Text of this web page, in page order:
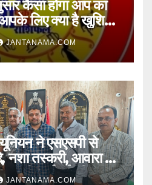
कैसा होगा आप का
लिए क्या है खुशियां,
JANTANAMA.COM
ने एसएसपी से
नशा तस्करी, आवारा पशु
की कार्रवाई की मांग
JANTANAMA.COM